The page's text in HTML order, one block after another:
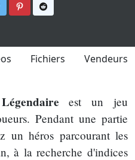
Partager sur Twitter
Partager sur Pinterest
Fichiers Vendeurs
est un jeu
Pendant une partie
un héros parcourant les
à la recherche d'indices